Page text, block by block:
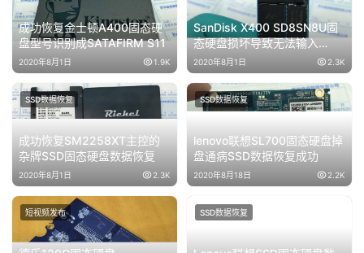
成功恢复金士顿A400固态硬
盘型号识别成SATAFIRM S11
2020年8月1日 1.9K
SanDisk X400 SD8SN8U固
态硬盘损坏导致无法输入
Bitlocker密码进行解密数据恢
复成功
2020年8月1日 2.3K
成功恢复SM2258XT主控的
杂牌SSD固态硬盘数据恢复
2020年8月1日 2.3K
SSD数据恢复
lenovo联想SL700固态硬盘掉
盘通病SSD数据恢复成功
2020年8月18日 2.2K
SSD数据恢复
短视频发布 SSD数据恢复